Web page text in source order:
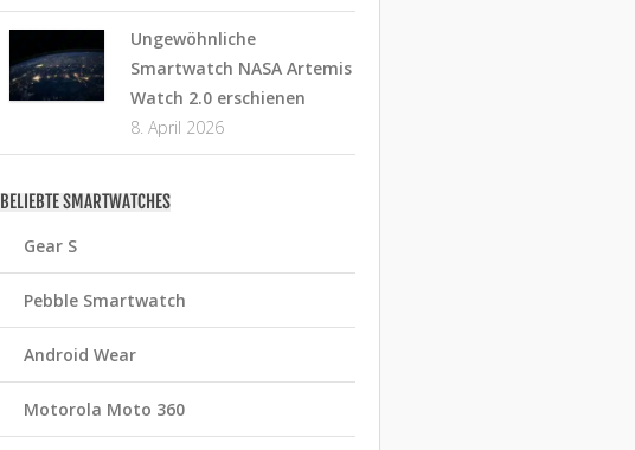
Ungewöhnliche
Smartwatch NASA Artemis
Watch 2.0 erschienen
8. April 2026
BELIEBTE SMARTWATCHES
Gear S
Pebble Smartwatch
Android Wear
Motorola Moto 360